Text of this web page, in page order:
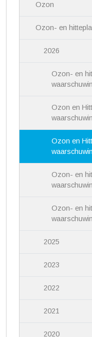
Ozon
Ozon- en
2026
Ozon- en
Ozon en
Ozon en
Ozon- en
Ozon- en
2025
2023
2022
2021
2020